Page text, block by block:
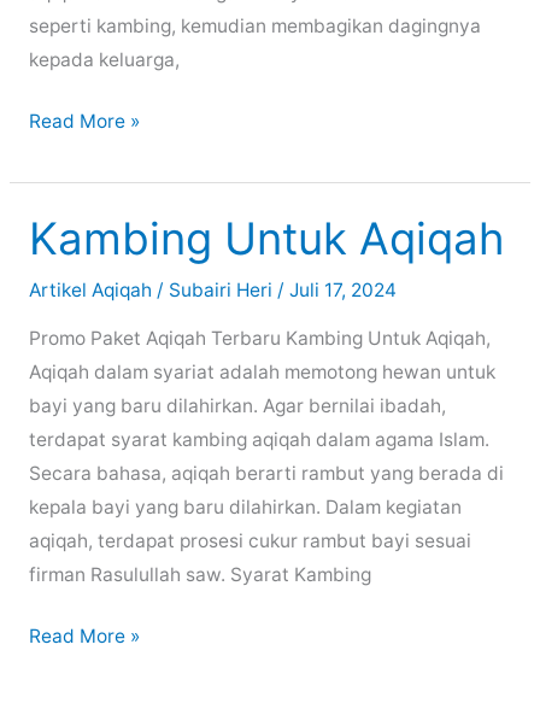
seperti kambing, kemudian membagikan dagingnya
kepada keluarga,
Walimatul
Read More »
Kambing Untuk Aqiqah
Artikel Aqiqah / Subairi Heri / Juli 17, 2024
Promo Paket Aqiqah Terbaru Kambing Untuk Aqiqah,
Aqiqah dalam syariat adalah memotong hewan untuk
bayi yang baru dilahirkan. Agar bernilai ibadah,
terdapat syarat kambing aqiqah dalam agama Islam.
Secara bahasa, aqiqah berarti rambut yang berada di
kepala bayi yang baru dilahirkan. Dalam kegiatan
aqiqah, terdapat prosesi cukur rambut bayi sesuai
firman Rasulullah saw. Syarat Kambing
Kambing
Read More »